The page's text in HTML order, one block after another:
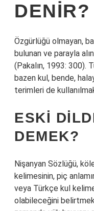
DENIR?
Özgürlüğü olmayan,
bulunan ve parayla
(Pakalın, 1993: 300).
bazen kul, bende,
terimleri de
ESKI
DEMEK?
Nişanyan Sözlüğü,
kelimesinin, piç
veya Türkçe kul
olabileceğini